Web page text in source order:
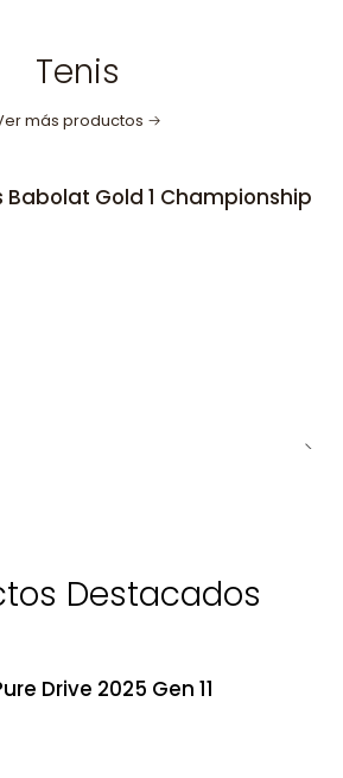
Tenis
más productos
Babolat Gold 1 Championship
Destacados
Drive 2025 Gen 11